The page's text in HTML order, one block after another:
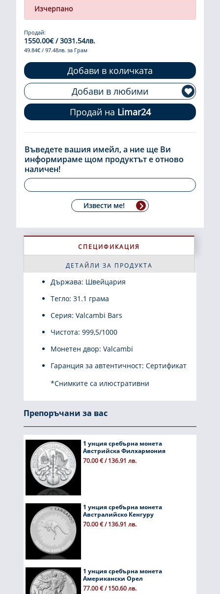
Изчерпано
Продай:
1550.00€ / 3031.54лв.
49.84€ / 97.48лв. за Грам
Добави в количката
Добави в любими
Продай на Limar24
Въведете вашия имейл, а ние ще Ви
информираме щом продуктът е отново
наличен!
Извести ме!
СПЕЦИФИКАЦИЯ
ДЕТАЙЛИ ЗА ПРОДУКТА
Държава: Швейцария
Тегло: 31.1 грама
Серия: Valcambi Bars
Чистота: 999,5/1000
Монетен двор: Valcambi
Гаранция за автентичност: Сертификат
*Снимките са илюстративни
Препоръчани за вас
1 унция сребърна монета
Австрийска Филхармония
70.00 € / 136.91 лв.
1 унция сребърна монета
Австралийско Кенгуру
70.00 € / 136.91 лв.
1 унция сребърна монета
Американски Орел
77.00 € / 150.60 лв.